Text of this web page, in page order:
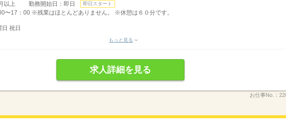
以上 勤務開始日：即日 即日スタート
〜17：00 ※残業はほとんどありません。 ※休憩は６０分です。
祝日
もっと見る
求人詳細を見る
お仕事No.：